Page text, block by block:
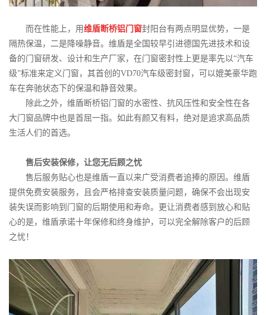
而在性能上，用维盾断桥铝门窗封阳台有两点明显优势，一是
隔热保温，二是降噪静音。维盾是全国较早引进德国先进技术和设
备的门窗研发、设计和生产厂家，在门窗密封性上更是率先以“汽车
级”标准来定义门窗，其首创的VD70汽车级密封窗，可以媲美豪华跑
车在奔驰状态下的保温和静音效果。
除此之外，维盾断桥铝门窗的水密性、抗风压性和安全性在各
大门窗品牌中也是首屈一指。如此有颜又有料，绝对是追求高品质
生活人们的首选。
售后安装保修，让您无后顾之忧
售后服务贴心也是维盾一直以来广受消费者追捧的原因。维盾
提供免费安装服务，且会严格排查安装质量问题，确保不会出现安
装失误而影响到门窗的后期使用和寿命。更让消费者感到放心和贴
心的是，维盾承诺十年保修和终身维护，可以完全解除客户的后顾
之忧！